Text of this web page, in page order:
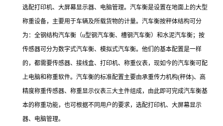
选配打印机、大屏幕显示器、电脑管理。汽车衡是设置在地面上的大型
称重设备，主要用于车辆及所载货物的计量。汽车衡按秤体结构可分
为：全钢结构汽车衡（u型钢汽车衡、槽钢汽车衡）和水泥汽车衡；按
传感器可分为数字式汽车衡、模拟式汽车衡。他们的基本配置是一样
的，都需要传感器、接线盒、打印机、称重仪表，现如今的汽车衡可配
上电脑和称重软件。汽车衡的标准配置主要由承重传力机构(秤体)、高
精度称重传感器、称重显示仪表三大主件组成，由此即可完成汽车衡基
本的称重功能，也可根据不同用户的要求，选配打印机、大屏幕显示
器、电脑管理。